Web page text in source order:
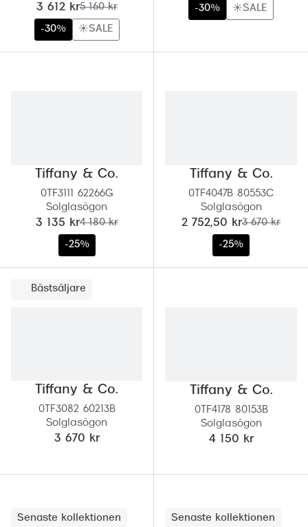
nu:
3 612 krtidigare pris:
5 160 kr
-30% ☀️SALE
-30% ☀️SALE
Tiffany & Co.
0TF3111 62266G
Solglasögon
nu:
3 135 krtidigare pris:
4 180 kr
-25%
Tiffany & Co.
0TF4047B 80553C
Solglasögon
nu:
2 752,50 krtidigare pris:
3 670 kr
-25%
Bästsäljare
Tiffany & Co.
0TF3082 60213B
Solglasögon
3 670 kr
Tiffany & Co.
0TF4178 80153B
Solglasögon
4 150 kr
Senaste kollektionen Senaste kollektionen